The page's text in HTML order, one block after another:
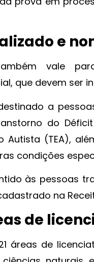
e
vale
que devem ser
a
do
Autista (TEA),
condições
às pessoas
na
de
áreas de